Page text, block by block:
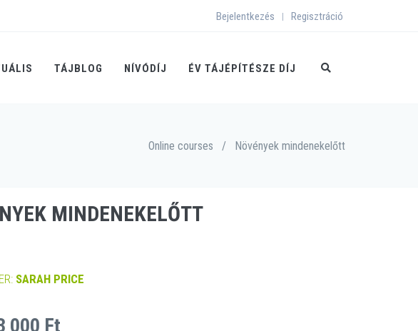
Bejelentkezés | Regisztráció
TÁJBLOG NÍVÓDÍJ ÉV TÁJÉPÍTÉSZE DÍJ
Online courses / Növények mindenekelőtt
MINDENEKELŐTT
SARAH PRICE
000 Ft